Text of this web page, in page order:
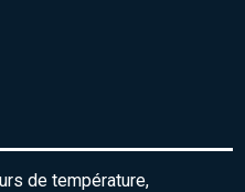
de température,